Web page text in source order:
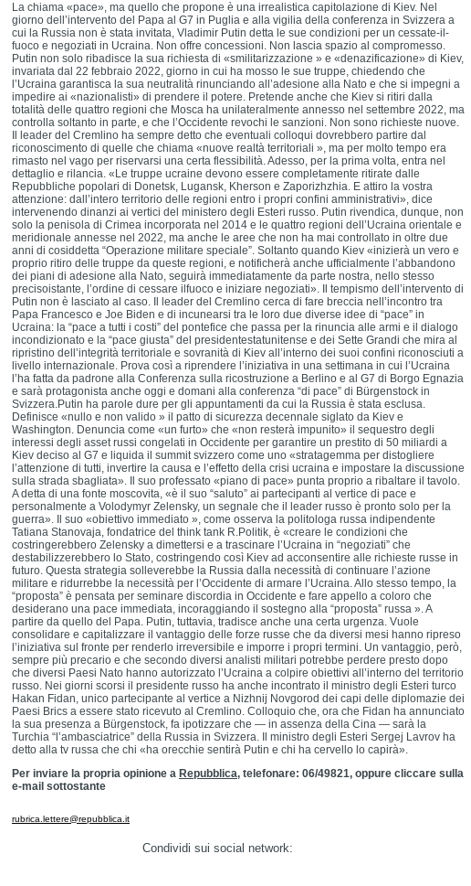
La chiama «pace», ma quello che propone è una irrealistica capitolazione di Kiev. Nel
giorno dell’intervento del Papa al G7 in Puglia e alla vigilia della conferenza in Svizzera a
cui la Russia non è stata invitata, Vladimir Putin detta le sue condizioni per un cessate-il-
fuoco e negoziati in Ucraina. Non offre concessioni. Non lascia spazio al compromesso.
Putin non solo ribadisce la sua richiesta di «smilitarizzazione » e «denazificazione» di Kiev,
invariata dal 22 febbraio 2022, giorno in cui ha mosso le sue truppe, chiedendo che
l’Ucraina garantisca la sua neutralità rinunciando all’adesione alla Nato e che si impegni a
impedire ai «nazionalisti» di prendere il potere. Pretende anche che Kiev si ritiri dalla
totalità delle quattro regioni che Mosca ha unilateralmente annesso nel settembre 2022, ma
controlla soltanto in parte, e che l’Occidente revochi le sanzioni. Non sono richieste nuove.
Il leader del Cremlino ha sempre detto che eventuali colloqui dovrebbero partire dal
riconoscimento di quelle che chiama «nuove realtà territoriali », ma per molto tempo era
rimasto nel vago per riservarsi una certa flessibilità. Adesso, per la prima volta, entra nel
dettaglio e rilancia. «Le truppe ucraine devono essere completamente ritirate dalle
Repubbliche popolari di Donetsk, Lugansk, Kherson e Zaporizhzhia. E attiro la vostra
attenzione: dall’intero territorio delle regioni entro i propri confini amministrativi», dice
intervenendo dinanzi ai vertici del ministero degli Esteri russo. Putin rivendica, dunque, non
solo la penisola di Crimea incorporata nel 2014 e le quattro regioni dell’Ucraina orientale e
meridionale annesse nel 2022, ma anche le aree che non ha mai controllato in oltre due
anni di cosiddetta “Operazione militare speciale”. Soltanto quando Kiev «inizierà un vero e
proprio ritiro delle truppe da queste regioni, e notificherà anche ufficialmente l’abbandono
dei piani di adesione alla Nato, seguirà immediatamente da parte nostra, nello stesso
precisoistante, l’ordine di cessare ilfuoco e iniziare negoziati». Il tempismo dell’intervento di
Putin non è lasciato al caso. Il leader del Cremlino cerca di fare breccia nell’incontro tra
Papa Francesco e Joe Biden e di incunearsi tra le loro due diverse idee di “pace” in
Ucraina: la “pace a tutti i costi” del pontefice che passa per la rinuncia alle armi e il dialogo
incondizionato e la “pace giusta” del presidentestatunitense e dei Sette Grandi che mira al
ripristino dell’integrità territoriale e sovranità di Kiev all’interno dei suoi confini riconosciuti a
livello internazionale. Prova così a riprendere l’iniziativa in una settimana in cui l’Ucraina
l’ha fatta da padrone alla Conferenza sulla ricostruzione a Berlino e al G7 di Borgo Egnazia
e sarà protagonista anche oggi e domani alla conferenza “di pace” di Bürgenstock in
Svizzera.Putin ha parole dure per gli appuntamenti da cui la Russia è stata esclusa.
Definisce «nullo e non valido » il patto di sicurezza decennale siglato da Kiev e
Washington. Denuncia come «un furto» che «non resterà impunito» il sequestro degli
interessi degli asset russi congelati in Occidente per garantire un prestito di 50 miliardi a
Kiev deciso al G7 e liquida il summit svizzero come uno «stratagemma per distogliere
l’attenzione di tutti, invertire la causa e l’effetto della crisi ucraina e impostare la discussione
sulla strada sbagliata». Il suo professato «piano di pace» punta proprio a ribaltare il tavolo.
A detta di una fonte moscovita, «è il suo “saluto” ai partecipanti al vertice di pace e
personalmente a Volodymyr Zelensky, un segnale che il leader russo è pronto solo per la
guerra». Il suo «obiettivo immediato », come osserva la politologa russa indipendente
Tatiana Stanovaja, fondatrice del think tank R.Politik, è «creare le condizioni che
costringerebbero Zelensky a dimettersi e a trascinare l’Ucraina in “negoziati” che
destabilizzerebbero lo Stato, costringendo così Kiev ad acconsentire alle richieste russe in
futuro. Questa strategia solleverebbe la Russia dalla necessità di continuare l’azione
militare e ridurrebbe la necessità per l’Occidente di armare l’Ucraina. Allo stesso tempo, la
“proposta” è pensata per seminare discordia in Occidente e fare appello a coloro che
desiderano una pace immediata, incoraggiando il sostegno alla “proposta” russa ». A
partire da quello del Papa. Putin, tuttavia, tradisce anche una certa urgenza. Vuole
consolidare e capitalizzare il vantaggio delle forze russe che da diversi mesi hanno ripreso
l’iniziativa sul fronte per renderlo irreversibile e imporre i propri termini. Un vantaggio, però,
sempre più precario e che secondo diversi analisti militari potrebbe perdere presto dopo
che diversi Paesi Nato hanno autorizzato l’Ucraina a colpire obiettivi all’interno del territorio
russo. Nei giorni scorsi il presidente russo ha anche incontrato il ministro degli Esteri turco
Hakan Fidan, unico partecipante al vertice a Nizhnij Novgorod dei capi delle diplomazie dei
Paesi Brics a essere stato ricevuto al Cremlino. Colloquio che, ora che Fidan ha annunciato
la sua presenza a Bürgenstock, fa ipotizzare che — in assenza della Cina — sarà la
Turchia “l’ambasciatrice” della Russia in Svizzera. Il ministro degli Esteri Sergej Lavrov ha
detto alla tv russa che chi «ha orecchie sentirà Putin e chi ha cervello lo capirà».
Per inviare la propria opinione a Repubblica, telefonare: 06/49821, oppure cliccare sulla
e-mail sottostante
rubrica.lettere@repubblica.it
Condividi sui social network: